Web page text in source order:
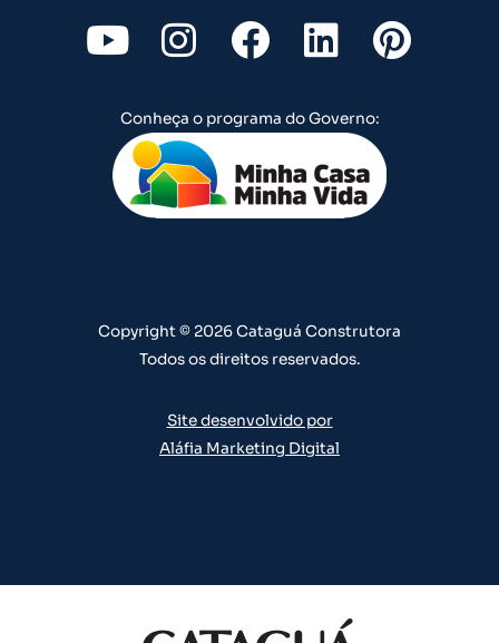
Y
o
u
t
u
b
I
n
s
t
a
g
m
F
a
c
e
b
o
L
i
n
k
e
d
P
i
t
Conheça o programa do Governo:
Copyright © 2026 Cataguá Construtora
Todos os direitos reservados.
Site desenvolvido por
Aláfia Marketing Digital